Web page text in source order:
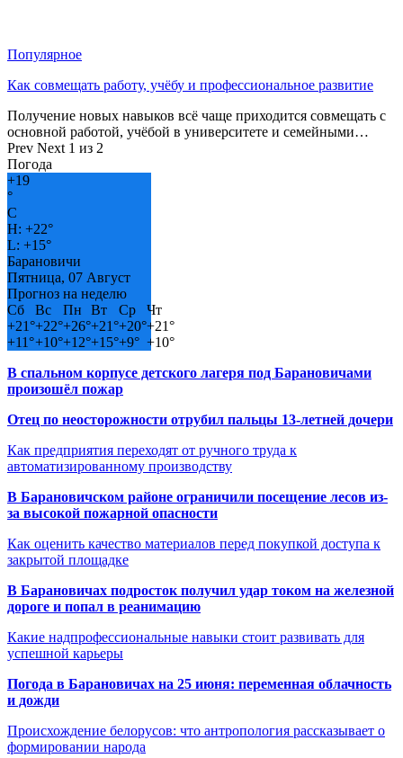
Популярное
Как совмещать работу, учёбу и профессиональное развитие
Получение новых навыков всё чаще приходится совмещать с
основной работой, учёбой в университете и семейными…
Prev Next 1 из 2
Погода
+19
°
C
H: +22°
L: +15°
Барановичи
Пятница, 07 Август
Прогноз на неделю
Сб
Вс Пн Вт Ср
Чт
+21°+22°+26°+21°+20°+21°
+11°+10°+12°+15°+9° +10°
В спальном корпусе детского лагеря под Барановичами
произошёл пожар
Отец по неосторожности отрубил пальцы 13-летней дочери
Как предприятия переходят от ручного труда к
автоматизированному производству
В Барановичском районе ограничили посещение лесов из-
за высокой пожарной опасности
Как оценить качество материалов перед покупкой доступа к
закрытой площадке
В Барановичах подросток получил удар током на железной
дороге и попал в реанимацию
Какие надпрофессиональные навыки стоит развивать для
успешной карьеры
Погода в Барановичах на 25 июня: переменная облачность
и дожди
Происхождение белорусов: что антропология рассказывает о
формировании народа